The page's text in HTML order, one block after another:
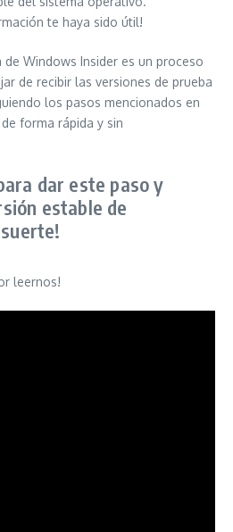
te haya sido útil!
de Windows Insider es un proceso
de recibir las versiones de prueba
los pasos mencionados en
forma rápida y sin
dar este paso y
estable de
leernos!